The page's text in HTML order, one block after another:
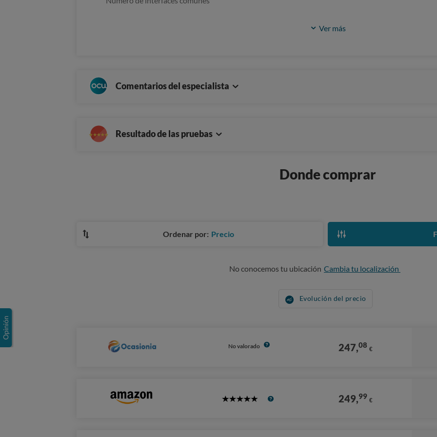
Ver más
Comentarios del especialista
Resultado de las pruebas
Donde comprar
Ordenar por: Precio
No conocemos tu ubicación Cambia tu localización
Evolución del precio
No valorado 247,08 €
5
249,99 €